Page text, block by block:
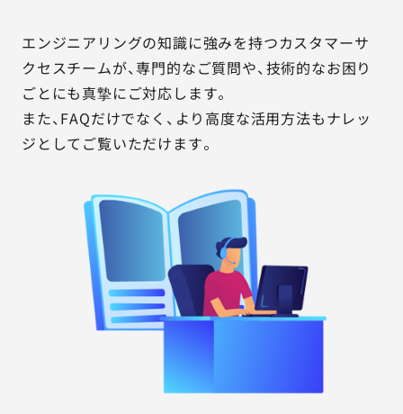
エンジニアリングの知識に強みを持つカスタマーサ
クセスチームが、専門的なご質問や、技術的なお困り
ごとにも真摯にご対応します。
また、FAQだけでなく、より高度な活用方法もナレッ
ジとしてご覧いただけます。